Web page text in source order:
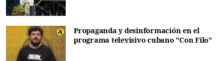
Propaganda y desinformación en el
programa televisivo cubano "Con Filo"